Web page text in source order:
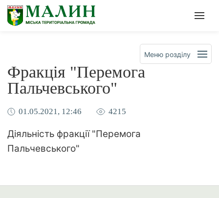
Офіційна сторінка
Меню розділу
Фракція "Перемога
Пальчевського"
01.05.2021, 12:46 4215
Діяльність фракції "Перемога
Пальчевського"